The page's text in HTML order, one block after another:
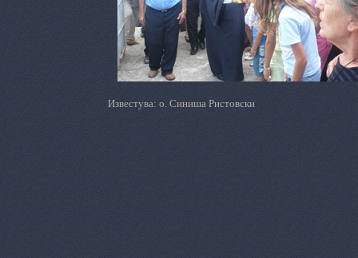
Известува: о. Синиша Ристовски